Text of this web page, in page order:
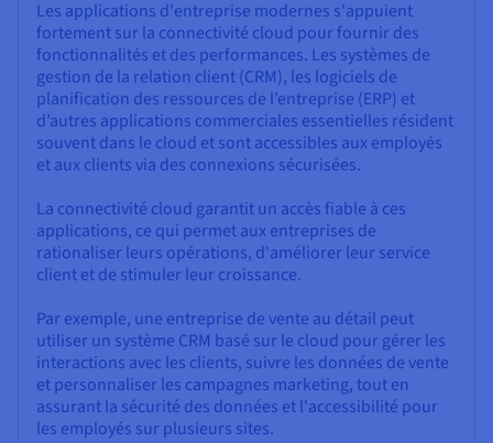
Les applications d'entreprise modernes s'appuient
fortement sur la connectivité cloud pour fournir des
fonctionnalités et des performances. Les systèmes de
gestion de la relation client (CRM), les logiciels de
planification des ressources de l’entreprise (ERP) et
d’autres applications commerciales essentielles résident
souvent dans le cloud et sont accessibles aux employés
et aux clients via des connexions sécurisées.
La connectivité cloud garantit un accès fiable à ces
applications, ce qui permet aux entreprises de
rationaliser leurs opérations, d'améliorer leur service
client et de stimuler leur croissance.
Par exemple, une entreprise de vente au détail peut
utiliser un système CRM basé sur le cloud pour gérer les
interactions avec les clients, suivre les données de vente
et personnaliser les campagnes marketing, tout en
assurant la sécurité des données et l'accessibilité pour
les employés sur plusieurs sites.